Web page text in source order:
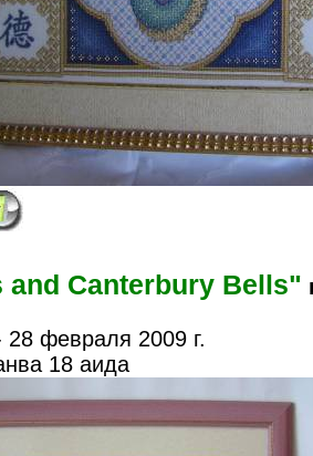
and Canterbury Bells"
28 февраля 2009 г.
18 аида